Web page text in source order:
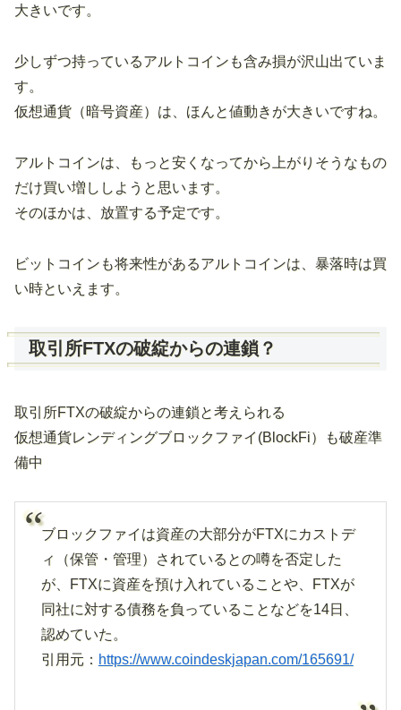
大きいです。
少しずつ持っているアルトコインも含み損が沢山出ていま
す。
仮想通貨（暗号資産）は、ほんと値動きが大きいですね。
アルトコインは、もっと安くなってから上がりそうなもの
だけ買い増ししようと思います。
そのほかは、放置する予定です。
ビットコインも将来性があるアルトコインは、暴落時は買
い時といえます。
取引所FTXの破綻からの連鎖？
取引所FTXの破綻からの連鎖と考えられる
仮想通貨レンディングブロックファイ(BlockFi）も破産準
備中
ブロックファイは資産の大部分がFTXにカストデ
ィ（保管・管理）されているとの噂を否定した
が、FTXに資産を預け入れていることや、FTXが
同社に対する債務を負っていることなどを14日、
認めていた。
引用元： https://www.coindeskjapan.com/165691/